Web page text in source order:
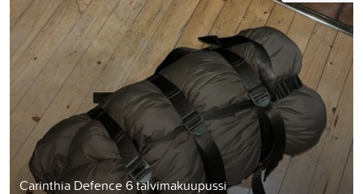
Carinthia Defence 6 talvimakuupussi